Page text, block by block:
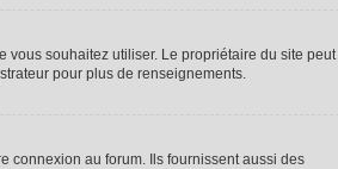
vous souhaitez utiliser. Le propriétaire du site peut
pour plus de renseignements.
connexion au forum. Ils fournissent aussi des